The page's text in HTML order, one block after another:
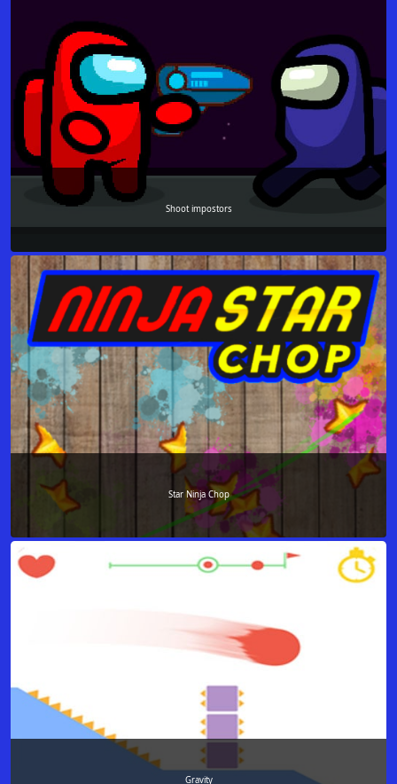
Shoot impostors
Star Ninja Chop
Gravity